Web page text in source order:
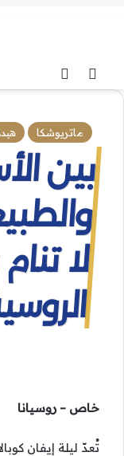
بحث عن
ماتريوشكا
بين
لا
خاص – روسيانا
تُعدّ ليلة إيفان